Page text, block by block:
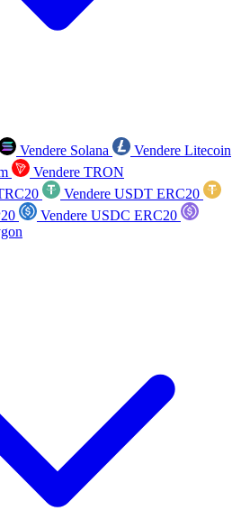
Vendere Solana
Vendere Litecoin
Vendere TRON
Vendere USDT ERC20
Vendere USDC ERC20